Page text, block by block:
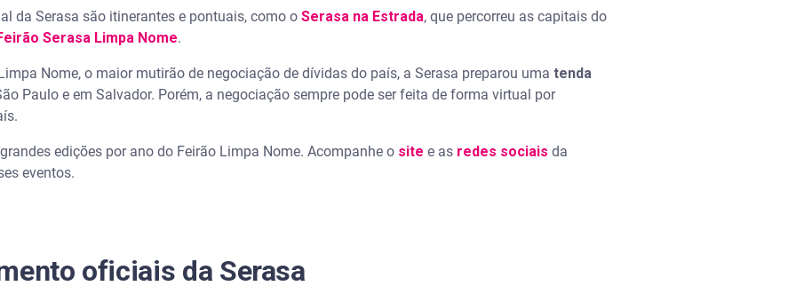
da Serasa são itinerantes e pontuais, como o Serasa na Estrada, que percorreu as capitais do
Serasa Limpa Nome.
Nome, o maior mutirão de negociação de dívidas do país, a Serasa preparou uma tenda
Paulo e em Salvador. Porém, a negociação sempre pode ser feita de forma virtual por
edições por ano do Feirão Limpa Nome. Acompanhe o site e as redes sociais da
eventos.
oficiais da Serasa